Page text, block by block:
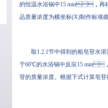
的恒温水浴锅中15 min，再移
品质量浓度为横坐标(X)制作标准曲
取1.2.1节中得到的粗皂苷水
于60℃的水浴锅中反应15 min，
苷的质量浓度。根据下式计算